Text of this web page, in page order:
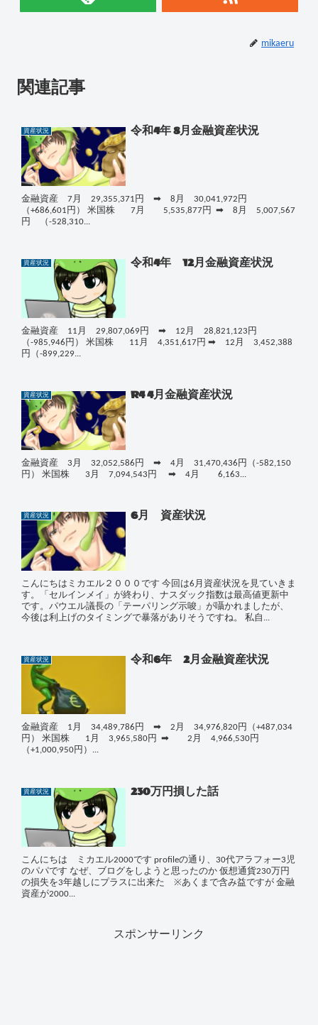
mikaeru
関連記事
資産状況 令和4年 8月金融資産状況
金融資産 7月 29,355,371円 ➡ 8月 30,041,972円
（+686,601円） 米国株 7月 5,535,877円 ➡ 8月 5,007,567
円 （-528,310...
資産状況 令和4年 12月金融資産状況
金融資産 11月 29,807,069円 ➡ 12月 28,821,123円
（-985,946円） 米国株 11月 4,351,617円 ➡ 12月 3,452,388
円（-899,229...
資産状況 R4 4月金融資産状況
金融資産 3月 32,052,586円 ➡ 4月 31,470,436円（-582,150
円） 米国株 3月 7,094,543円 ➡ 4月 6,163...
資産状況 6月 資産状況
こんにちはミカエル２０００です 今回は6月資産状況を見ていきま
す。「セルインメイ」が終わり、ナスダック指数は最高値更新中
です。パウエル議長の「テーパリング示唆」が囁かれましたが、
今後は利上げのタイミングで暴落がありそうですね。 私自...
資産状況 令和6年 2月金融資産状況
金融資産 1月 34,489,786円 ➡ 2月 34,976,820円（+487,034
円） 米国株 1月 3,965,580円 ➡ 2月 4,966,530円
（+1,000,950円）...
資産状況 230万円損した話
こんにちは ミカエル2000です profileの通り、30代アラフォー3児
のパパです なぜ、ブログをしようと思ったのか 仮想通貨230万円
の損失を3年越しにプラスに出来た ※あくまで含み益ですが 金融
資産が2000...
スポンサーリンク